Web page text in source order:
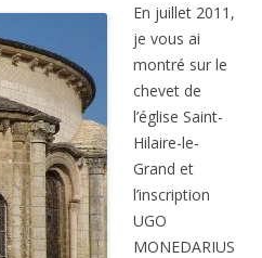
En juillet 2011,
je vous ai
montré sur le
chevet de
l’église Saint-
Hilaire-le-
Grand et
l’inscription
UGO
MONEDARIUS